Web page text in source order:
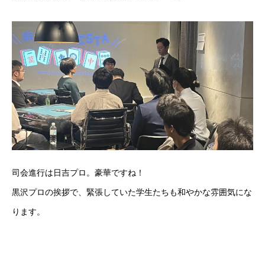
司会進行は日吉プロ。豪華ですね！
黒沢プロの挨拶で、緊張していた学生たちも和やかな雰囲気にな
ります。